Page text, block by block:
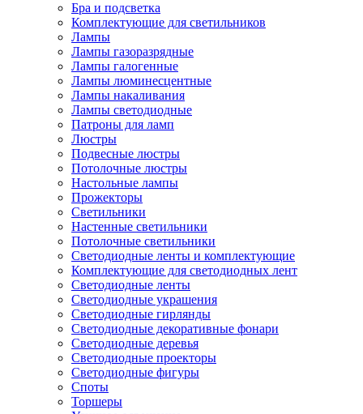
Бра и подсветка
Комплектующие для светильников
Лампы
Лампы газоразрядные
Лампы галогенные
Лампы люминесцентные
Лампы накаливания
Лампы светодиодные
Патроны для ламп
Люстры
Подвесные люстры
Потолочные люстры
Настольные лампы
Прожекторы
Светильники
Настенные светильники
Потолочные светильники
Светодиодные ленты и комплектующие
Комплектующие для светодиодных лент
Светодиодные ленты
Светодиодные украшения
Светодиодные гирлянды
Светодиодные декоративные фонари
Светодиодные деревья
Светодиодные проекторы
Светодиодные фигуры
Споты
Торшеры